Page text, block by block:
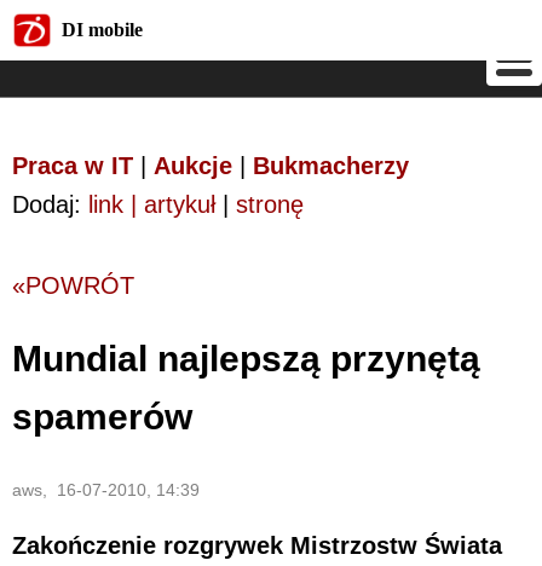
DI mobile
Praca w IT Aukcje
Bukmacherzy
Dodaj: link | artykuł| stronę
«POWRÓT
Mundial najlepszą przynętą
spamerów
aws, 16-07-2010, 14:39
Zakończenie rozgrywek Mistrzostw Świata
DI mobile